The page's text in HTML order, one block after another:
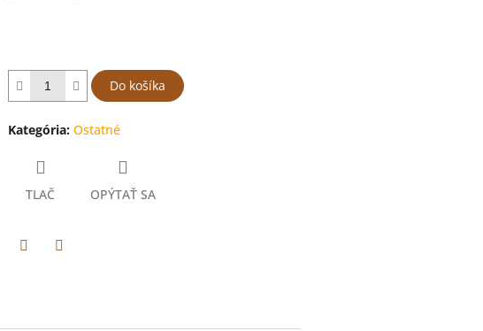
Do košíka
Kategória: Ostatné
TLAČ OPÝTAŤ SA